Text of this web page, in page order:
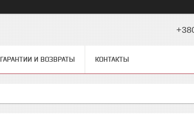
ГАРАНТИИ И ВОЗВРАТЫ КОНТАКТЫ